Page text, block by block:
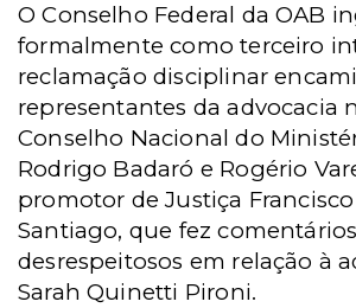
O Conselho Federal da OAB
formalmente como terceiro
reclamação disciplinar
representantes da advocacia
Conselho Nacional do
Rodrigo Badaró e Rogério
promotor de Justiça Francisco
Santiago, que fez
desrespeitosos em relação à
Sarah Quinetti Pironi.